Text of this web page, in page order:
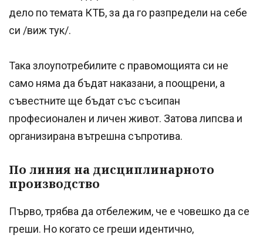
дело по темата КТБ, за да го разпредели на себе
си /виж тук/.
Така злоупотребилите с правомощията си не
само няма да бъдат наказани, а поощрени, а
съвестните ще бъдат със съсипан
професионален и личен живот. Затова липсва и
организирана вътрешна съпротива.
По линия на дисциплинарното
производство
Първо, трябва да отбележим, че е човешко да се
греши. Но когато се греши идентично,